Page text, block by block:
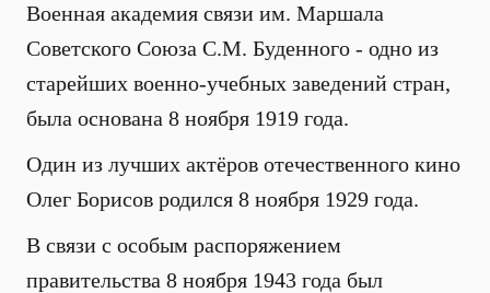
Военная академия связи им. Маршала
Советского Союза С.М. Буденного - одно из
старейших военно-учебных заведений стран,
была основана 8 ноября 1919 года.
Один из лучших актёров отечественного кино
Олег Борисов родился 8 ноября 1929 года.
В связи с особым распоряжением
правительства 8 ноября 1943 года был